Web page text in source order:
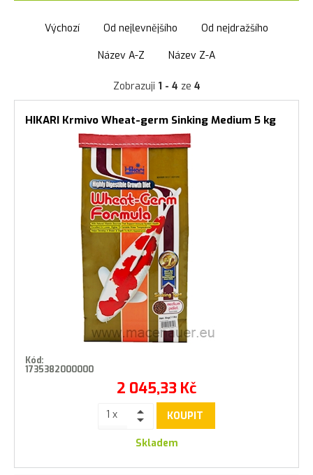
Výchozí Od nejlevnějšího Od nejdražšího
Název A-Z Název Z-A
Zobrazuji 1 - 4 ze 4
HIKARI Krmivo Wheat-germ Sinking Medium 5 kg
Kód:
1735382000000
2 045,33 Kč
KOUPIT
Skladem